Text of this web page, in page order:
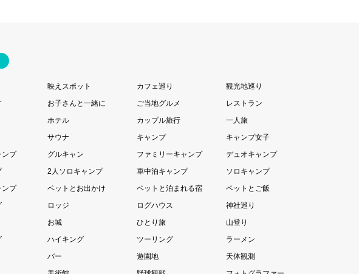
映えスポット カフェ巡り
観光地巡り
お子さんと一緒に ご当地グルメ
レストラン
ホテル カップル旅行
一人旅
サウナ キャンプ
キャンプ女子
ンプ
グルキャン ファミリーキャンプ
デュオキャンプ
2人ソロキャンプ 車中泊キャンプ
ソロキャンプ
ンプ
ペットとお出かけ ペットと泊まれる宿
ペットとご飯
ロッジ ログハウス
神社巡り
お城 ひとり旅
山登り
ハイキング ツーリング
ラーメン
バー 遊園地
天体観測